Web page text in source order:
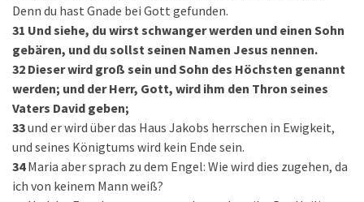
Denn du hast Gnade bei Gott gefunden.
31 Und siehe, du wirst schwanger werden und einen Sohn
gebären, und du sollst seinen Namen Jesus nennen.
32 Dieser wird groß sein und Sohn des Höchsten genannt
werden; und der Herr, Gott, wird ihm den Thron seines
Vaters David geben;
33und er wird über das Haus Jakobs herrschen in Ewigkeit,
und seines Königtums wird kein Ende sein.
34 Maria aber sprach zu dem Engel: Wie wird dies zugehen, da
ich von keinem Mann weiß?